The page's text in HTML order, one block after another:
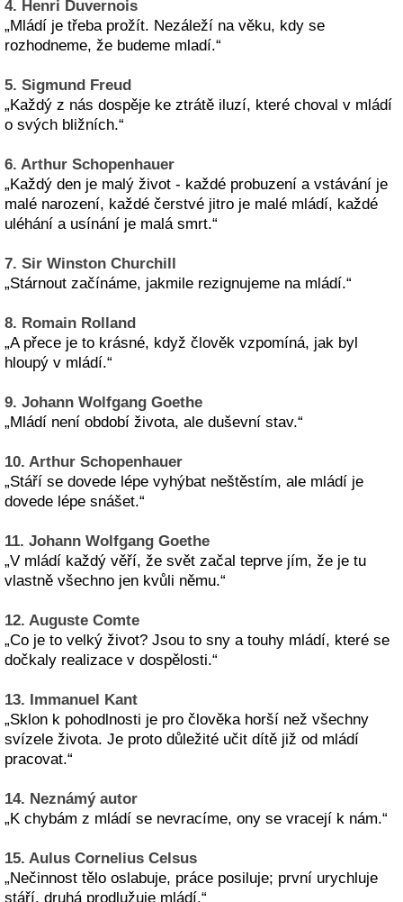
4. Henri Duvernois
„Mládí je třeba prožít. Nezáleží na věku, kdy se
rozhodneme, že budeme mladí.“
5. Sigmund Freud
„Každý z nás dospěje ke ztrátě iluzí, které choval v mládí
o svých bližních.“
6. Arthur Schopenhauer
„Každý den je malý život - každé probuzení a vstávání je
malé narození, každé čerstvé jitro je malé mládí, každé
uléhání a usínání je malá smrt.“
7. Sir Winston Churchill
„Stárnout začínáme, jakmile rezignujeme na mládí.“
8. Romain Rolland
„A přece je to krásné, když člověk vzpomíná, jak byl
hloupý v mládí.“
9. Johann Wolfgang Goethe
„Mládí není období života, ale duševní stav.“
10. Arthur Schopenhauer
„Stáří se dovede lépe vyhýbat neštěstím, ale mládí je
dovede lépe snášet.“
11. Johann Wolfgang Goethe
„V mládí každý věří, že svět začal teprve jím, že je tu
vlastně všechno jen kvůli němu.“
12. Auguste Comte
„Co je to velký život? Jsou to sny a touhy mládí, které se
dočkaly realizace v dospělosti.“
13. Immanuel Kant
„Sklon k pohodlnosti je pro člověka horší než všechny
svízele života. Je proto důležité učit dítě již od mládí
pracovat.“
14. Neznámý autor
„K chybám z mládí se nevracíme, ony se vracejí k nám.“
15. Aulus Cornelius Celsus
„Nečinnost tělo oslabuje, práce posiluje; první urychluje
stáří, druhá prodlužuje mládí.“